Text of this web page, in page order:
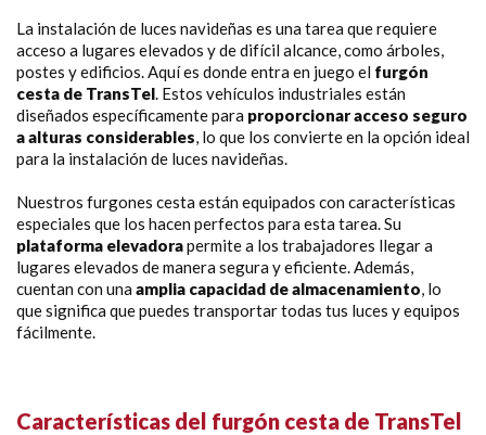
La instalación de luces navideñas es una tarea que requiere
acceso a lugares elevados y de difícil alcance, como árboles,
postes y edificios. Aquí es donde entra en juego el furgón
cesta de TransTel. Estos vehículos industriales están
diseñados específicamente para proporcionar acceso seguro
a alturas considerables, lo que los convierte en la opción ideal
para la instalación de luces navideñas.
Nuestros furgones cesta están equipados con características
especiales que los hacen perfectos para esta tarea. Su
plataforma elevadorapermite a los trabajadores llegar a
lugares elevados de manera segura y eficiente. Además,
cuentan con una amplia capacidad de almacenamiento, lo
que significa que puedes transportar todas tus luces y equipos
fácilmente.
Características del furgón cesta de TransTel